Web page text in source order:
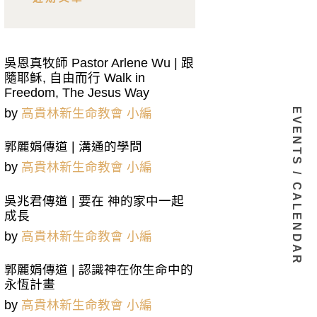
吳恩真牧師 Pastor Arlene Wu | 跟
隨耶稣, 自由而行 Walk in
Freedom, The Jesus Way
by 高貴林新生命教會 小編
郭麗娟傳道 | 溝通的學問
by 高貴林新生命教會 小編
吳兆君傳道 | 要在 神的家中一起
成長
by 高貴林新生命教會 小編
郭麗娟傳道 | 認識神在你生命中的
永恆計畫
by 高貴林新生命教會 小編
EVENTS / CALENDAR